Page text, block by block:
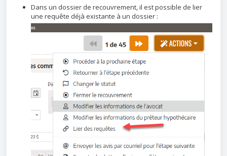
Dans un dossier de recouvrement, il est possible de lier
une requête déjà existante à un dossier :